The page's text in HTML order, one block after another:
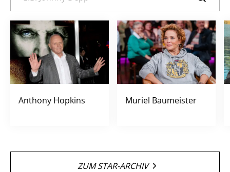
Anthony Hopkins Muriel Baumeister
ZUM STAR-ARCHIV